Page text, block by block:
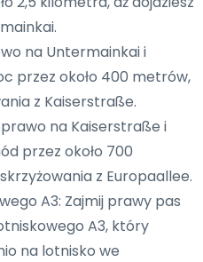
na Untermainkai i
przez około 400 metrów,
z Kaiserstraße.
na Kaiserstraße i
przez około 700
z Europaallee.
A3: Zajmij prawy pas
A3, który
na lotnisko we